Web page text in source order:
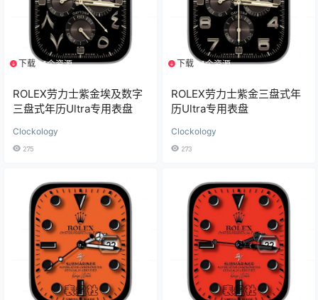
下载 1个资源
ROLEX劳力士紫金埃及数字
三盘式年历Ultra专用表盘
Clockology
275
下载 1个资源
ROLEX劳力士紫金三盘式年
历Ultra专用表盘
Clockology
273